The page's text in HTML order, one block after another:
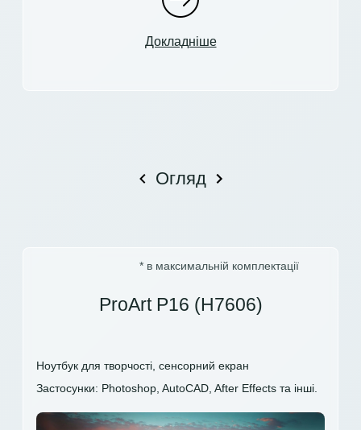
Докладніше
Огляд
* в максимальній комплектації
ProArt P16 (H7606)
Ноутбук для творчості, сенсорний екран
Застосунки: Photoshop, AutoCAD, After Effects та інші.